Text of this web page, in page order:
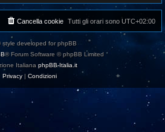
Tutti gli orari sono UTC+02:00
Cancella cookie
style developed for phpBB
® Forum Software © phpBB Limited
Italiana phpBB-Italia.it
Privacy | Condizioni